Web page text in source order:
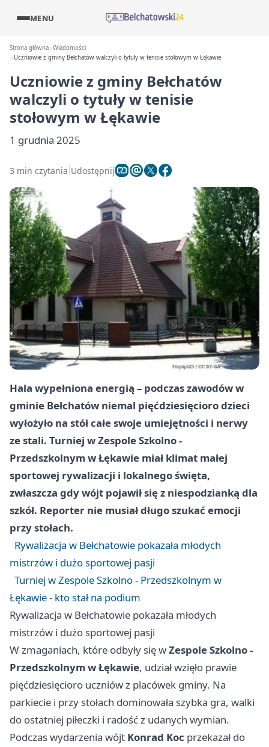
MENU
Strona główna Wiadomości
Uczniowie z gminy Bełchatów walczyli o tytuły w tenisie stołowym w Łękawie
Uczniowie z gminy Bełchatów
walczyli o tytuły w tenisie
stołowym w Łękawie
1 grudnia 2025
3 min czytania Udostępnij
Hala wypełniona energią – podczas zawodów w
gminie Bełchatów niemal pięćdziesięcioro dzieci
wyłożyło na stół całe swoje umiejętności i nerwy
ze stali. Turniej w Zespole Szkolno -
Przedszkolnym w Łękawie miał klimat małej
sportowej rywalizacji i lokalnego święta,
zwłaszcza gdy wójt pojawił się z niespodzianką dla
szkół. Reporter nie musiał długo szukać emocji
przy stołach.
Rywalizacja w Bełchatowie pokazała młodych
mistrzów i dużo sportowej pasji
Turniej w Zespole Szkolno - Przedszkolnym w
Łękawie - kto stał na podium
Rywalizacja w Bełchatowie pokazała młodych
mistrzów i dużo sportowej pasji
W zmaganiach, które odbyły się wZespole Szkolno -
Przedszkolnym w Łękawie, udział wzięło prawie
pięćdziesięcioro uczniów z placówek gminy. Na
parkiecie i przy stołach dominowała szybka gra, walki
do ostatniej piłeczki i radość z udanych wymian.
Podczas wydarzenia wójt Konrad Koc przekazał do